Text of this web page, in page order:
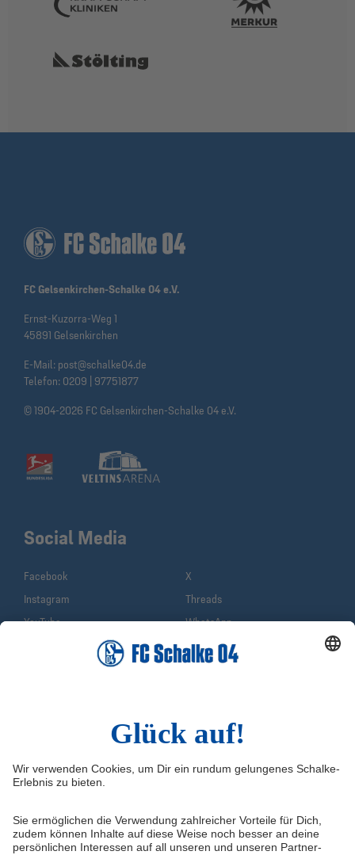
FC Gelsenkirchen-Schalke 04 e.V.
Ernst-Kuzorra-Weg 1
45891 Gelsenkirchen
E-Mail: post@schalke04.de
Telefon: 0209 | 97751877
© 1904-2026 FC Gelsenkirchen-Schalke 04 e.V.
Service & Kontakt
Erklärung zur Barrierefreiheit
Medienportal
Tickets
VELTINS-Arena
Knappenschmiede
Social Media
Facebook
X
Instagram
Threads
YouTube
WhatsApp
Sina Weibo